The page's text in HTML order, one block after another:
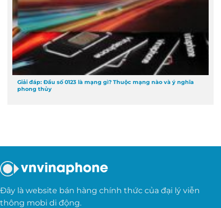
Giải đáp: Đầu số 0123 là mạng gì? Thuộc mạng nào và ý nghĩa
phong thủy
Đây là website bán hàng chính thức của đại lý viễn
thông mobi di động.